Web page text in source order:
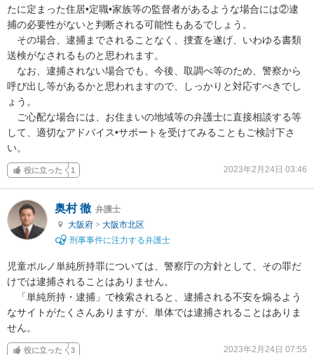
たに定まった住居•定職•家族等の監督者があるような場合には②逮
捕の必要性がないと判断される可能性もあるでしょう。
その場合、逮捕までされることなく、捜査を遂げ、いわゆる書類
送検がなされるものと思われます。
なお、逮捕されない場合でも、今後、取調べ等のため、警察から
呼び出し等があるかと思われますので、しっかりと対応すべきでし
ょう。
ご心配な場合には、お住まいの地域等の弁護士に直接相談する等
して、適切なアドバイス•サポートを受けてみることもご検討下さ
い。
役に立った 1 2023年2月24日 03:46
奥村 徹 弁護士
大阪府 > 大阪市北区
刑事事件に注力する弁護士
児童ポルノ単純所持罪については、警察庁の方針として、その罪だ
けでは逮捕されることはありません。
「単純所持・逮捕」で検索されると、逮捕される不安を煽るよう
なサイトがたくさんありますが、単体では逮捕されることはありま
せん。
役に立った 3 2023年2月24日 07:55